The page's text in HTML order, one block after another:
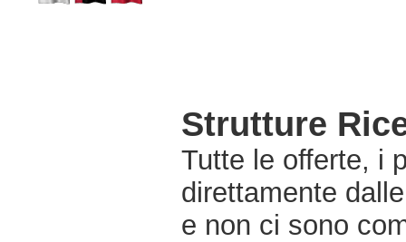
Strutture
Tutte le offerte, i
direttamente
e non ci sono